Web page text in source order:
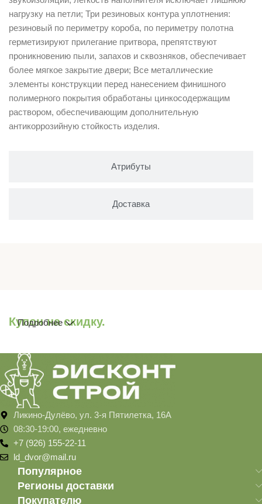
Атрибуты
Доставка
нагрузку на петли; Три резиновых контура уплотнения:
резиновый по периметру короба, по периметру полотна
герметизируют прилегание притвора, препятствуют
проникновению пыли, запахов и сквозняков, обеспечивает
более мягкое закрытие двери; Все металлические
элементы конструкции перед нанесением финишного
полимерного покрытия обработаны цинкосодержащим
раствором, обеспечивающим дополнительную
антикоррозийную стойкость изделия.
Купон на скидку.
Подробнее
Ликино-Дулёво, ул. 3-я Пятилетка, 16А
08:30-19:00, ежедневно
+7 (926) 155-22-11
ld_dvor@mail.ru
Популярное
Регионы доставки
Покупателю